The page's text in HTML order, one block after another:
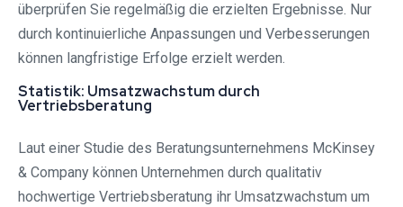
überprüfen Sie regelmäßig die erzielten Ergebnisse. Nur
durch kontinuierliche Anpassungen und Verbesserungen
können langfristige Erfolge erzielt werden.
Statistik: Umsatzwachstum durch
Vertriebsberatung
Laut einer Studie des Beratungsunternehmens McKinsey
& Company können Unternehmen durch qualitativ
hochwertige Vertriebsberatung ihr Umsatzwachstum um